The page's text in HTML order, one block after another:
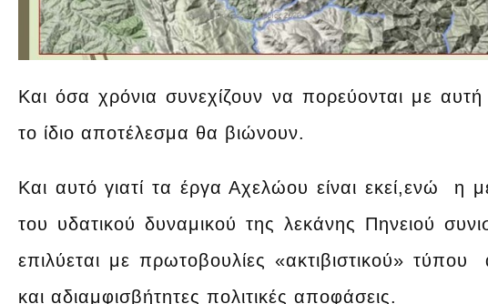
Και όσα χρόνια συνεχίζουν να πορεύονται με αυτή
το ίδιο αποτέλεσμα θα βιώνουν.
Και αυτό γιατί τα έργα Αχελώου είναι εκεί,ενώ η
του υδατικού δυναμικού της λεκάνης Πηνειού
επιλύεται με πρωτοβουλίες «ακτιβιστικού»
και αδιαμφισβήτητες πολιτικές αποφάσεις.